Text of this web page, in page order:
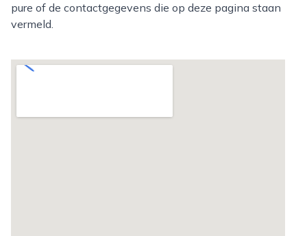
pure of de contactgegevens die op deze pagina staan
vermeld.